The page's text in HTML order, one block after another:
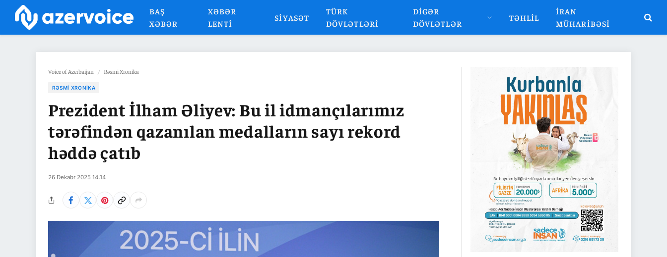
BAŞ
XƏBƏR
XƏBƏR
LENTI
SIYASƏT
TÜRK
DÖVLƏTLƏRI
DIGƏR
DÖVLƏTLƏR
TƏHLIL
İRAN
MÜHARIBƏSI
Voice of Azerbaijan / Rəsmi Xronika
RƏSMI XRONIKA
Prezident İlham Əliyev: Bu il idmançılarımız
tərəfindən qazanılan medalların sayı rekord
həddə çatıb
26 Dekabr 2025 14:14